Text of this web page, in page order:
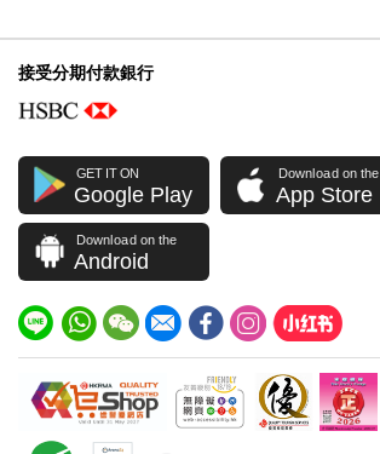
接受分期付款銀行
GET IT ON
Google Play
Download on the
App Store
Download on the
Android